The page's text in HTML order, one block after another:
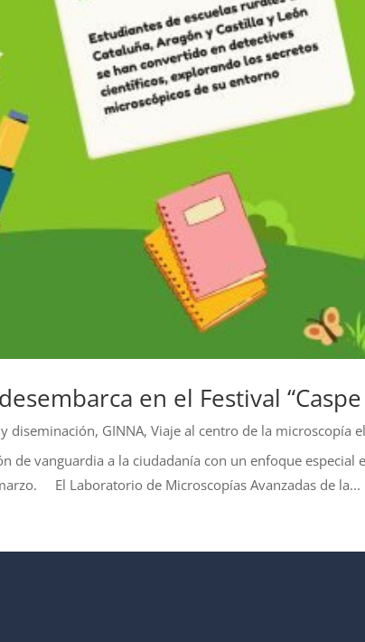
en el Festival
diseminación, GINNA, Viaje al centro de la microscopía
de vanguardia a la ciudadanía con un enfoque
El Laboratorio de Microscopías Avanzadas de la...